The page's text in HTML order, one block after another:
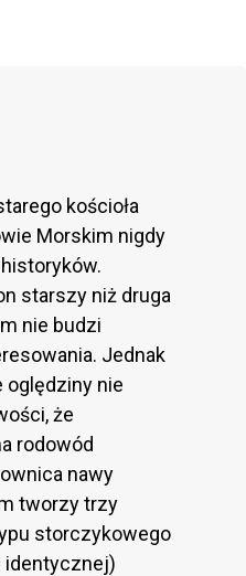
kościoła
Morskim nigdy
starszy niż druga
nie budzi
Jednak
oględziny nie
że
rodowód
nawy
tworzy trzy
storczykowego
identycznej)